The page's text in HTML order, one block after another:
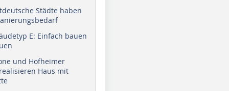
Städte haben
E: Einfach bauen
und Hofheimer
Haus mit